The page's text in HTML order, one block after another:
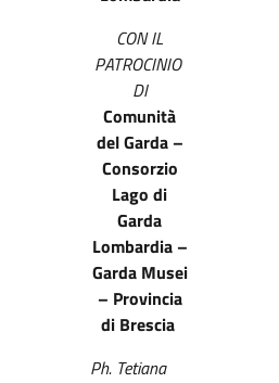
CON IL
PATROCINIO
DI
Comunità
del Garda –
Consorzio
Lago di
Garda
Lombardia –
Garda Musei
– Provincia
di Brescia
Ph. Tetiana